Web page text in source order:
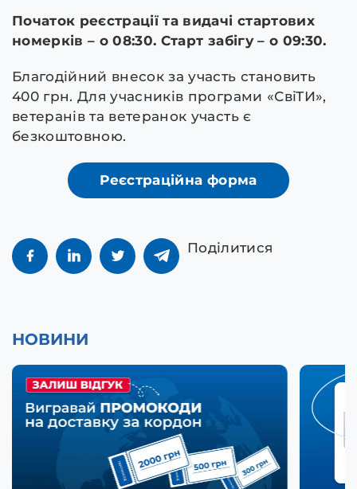
Початок реєстрації та видачі стартових
номерків – о 08:30. Старт забігу – о 09:30.
Благодійний внесок за участь становить
400 грн. Для учасників програми «СвіТИ»,
ветеранів та ветеранок участь є
безкоштовною.
Реєстраційна форма
Поділитися
НОВИНИ